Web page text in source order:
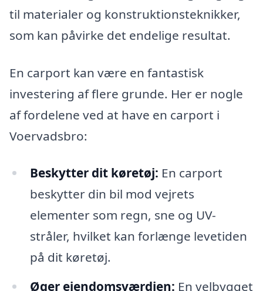
til materialer og konstruktionsteknikker,
som kan påvirke det endelige resultat.
En carport kan være en fantastisk
investering af flere grunde. Her er nogle
af fordelene ved at have en carport i
Voervadsbro:
Beskytter dit køretøj: En carport
beskytter din bil mod vejrets
elementer som regn, sne og UV-
stråler, hvilket kan forlænge levetiden
på dit køretøj.
Øger ejendomsværdien: En velbygget